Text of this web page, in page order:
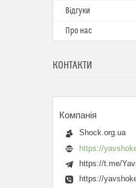
Відгуки
Про нас
КОНТАКТИ
Shock.org.ua
https://
https://t.me/
https://